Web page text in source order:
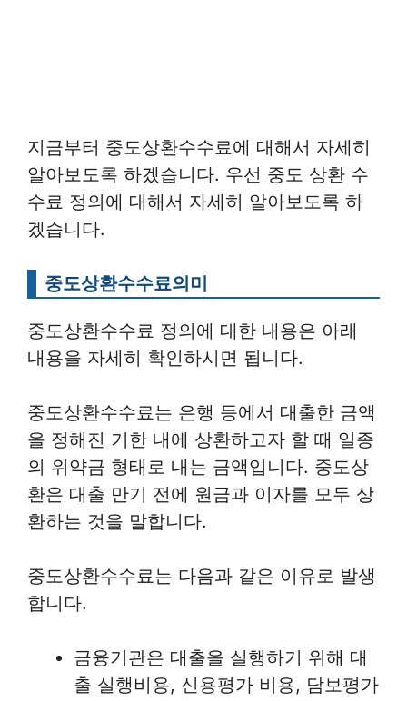
지금부터 중도상환수수료에 대해서 자세히
알아보도록 하겠습니다. 우선 중도 상환 수
수료 정의에 대해서 자세히 알아보도록 하
겠습니다.
중도상환수수료의미
중도상환수수료 정의에 대한 내용은 아래
내용을 자세히 확인하시면 됩니다.
중도상환수수료는 은행 등에서 대출한 금액
을 정해진 기한 내에 상환하고자 할 때 일종
의 위약금 형태로 내는 금액입니다. 중도상
환은 대출 만기 전에 원금과 이자를 모두 상
환하는 것을 말합니다.
중도상환수수료는 다음과 같은 이유로 발생
합니다.
금융기관은 대출을 실행하기 위해 대
출 실행비용, 신용평가 비용, 담보평가